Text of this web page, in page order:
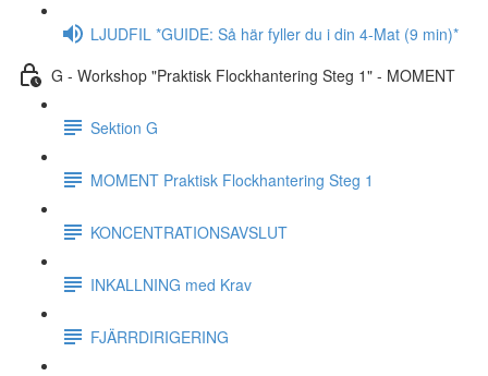
LJUDFIL *GUIDE: Så här fyller du i din 4-Mat (9 min)*
G - Workshop "Praktisk Flockhantering Steg 1" - MOMENT
Sektion G
MOMENT Praktisk Flockhantering Steg 1
KONCENTRATIONSAVSLUT
INKALLNING med Krav
FJÄRRDIRIGERING